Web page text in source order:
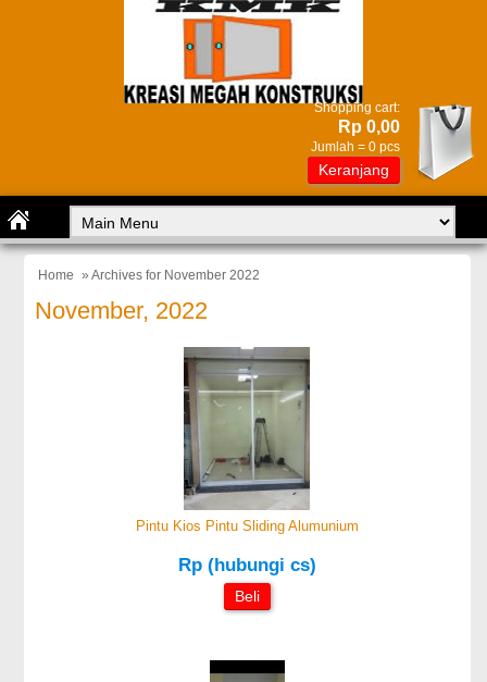
Shopping cart:
Rp 0,00
Jumlah = 0 pcs
Keranjang
Home » Archives for November 2022
November, 2022
Pintu Kios Pintu Sliding Alumunium
Rp (hubungi cs)
Beli